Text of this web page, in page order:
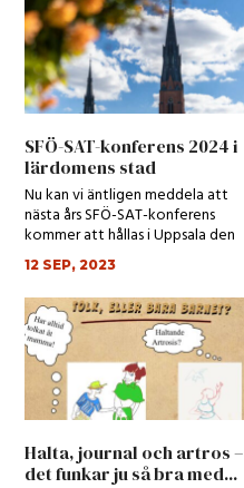
SFÖ-SAT-konferens 2024 i
lärdomens stad
Nu kan vi äntligen meddela att
nästa års SFÖ-SAT-konferens
kommer att hållas i Uppsala den
19–20 apri...
12 SEP, 2023
Halta, journal och artros –
det funkar ju så bra med...